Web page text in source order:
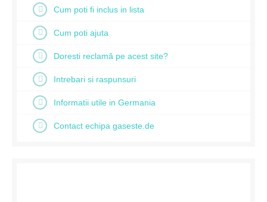
Cum poti fi inclus in lista
Cum poti ajuta
Doresti reclamă pe acest site?
Intrebari si raspunsuri
Informatii utile in Germania
Contact echipa gaseste.de